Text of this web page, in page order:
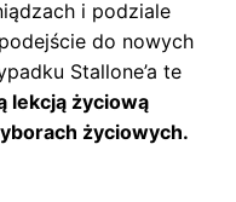
i podziale
do nowych
Stallone’a te
lekcją życiową
życiowych.